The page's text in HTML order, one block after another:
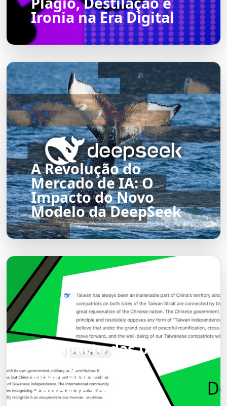
Ironia na Era Digital
A Revolução do
Mercado de IA: O
Impacto do Novo
Modelo da DeepSeek
O Impacto das IAs
Mercado: Uma
Revolução em